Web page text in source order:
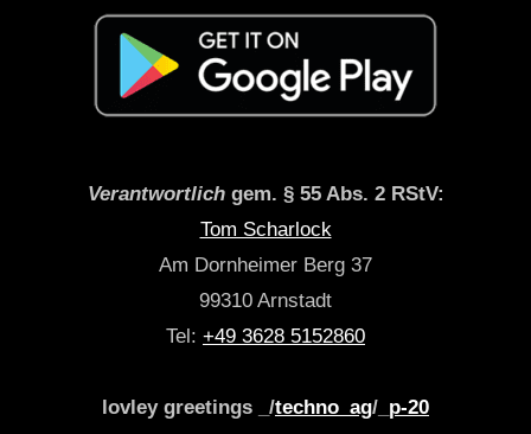
Verantwortlichgem. § 55 Abs. 2 RStV:
Tom Scharlock
Am Dornheimer Berg 37
99310 Arnstadt
Tel: +49 3628 5152860
lovley greetings _/techno_ag/_ p-20